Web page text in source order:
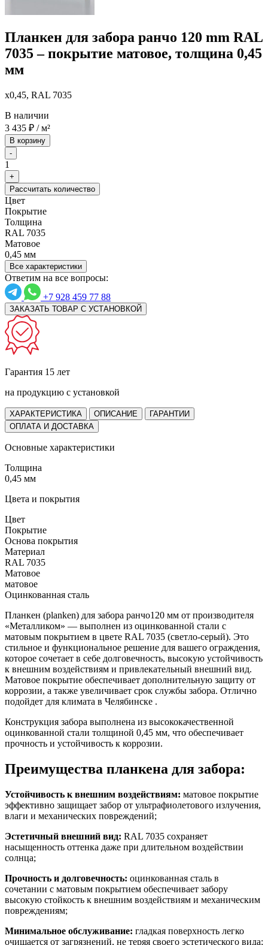
Планкен для забора ранчо 120 mm RAL
7035 – покрытие матовое, толщина 0,45
мм
x0,45, RAL 7035
В наличии
3 435 ₽ / м²
В корзину
-
1
+
Рассчитать количество
Цвет
Покрытие
Толщина
RAL 7035
Матовое
0,45 мм
Все характеристики
Ответим на все вопросы:
+7 928 459 77 88
ЗАКАЗАТЬ ТОВАР С УСТАНОВКОЙ
Гарантия 15 лет
на продукцию с установкой
ХАРАКТЕРИСТИКА ОПИСАНИЕ
ГАРАНТИИ
ОПЛАТА И ДОСТАВКА
Основные характеристики
Толщина
0,45 мм
Цвета и покрытия
Цвет
Покрытие
Основа покрытия
Материал
RAL 7035
Матовое
матовое
Оцинкованная сталь
Планкен (planken) для забора ранчо120 мм от производителя
«Металликом» — выполнен из оцинкованной стали с
матовым покрытием в цвете RAL 7035 (светло-серый). Это
стильное и функциональное решение для вашего ограждения,
которое сочетает в себе долговечность, высокую устойчивость
к внешним воздействиям и привлекательный внешний вид.
Матовое покрытие обеспечивает дополнительную защиту от
коррозии, а также увеличивает срок службы забора. Отлично
подойдет для климата в Челябинске .
Конструкция забора выполнена из высококачественной
оцинкованной стали толщиной 0,45 мм, что обеспечивает
прочность и устойчивость к коррозии.
Преимущества планкена для забора:
Устойчивость к внешним воздействиям: матовое покрытие
эффективно защищает забор от ультрафиолетового излучения,
влаги и механических повреждений;
Эстетичный внешний вид: RAL 7035 сохраняет
насыщенность оттенка даже при длительном воздействии
солнца;
Прочность и долговечность: оцинкованная сталь в
сочетании с матовым покрытием обеспечивает забору
высокую стойкость к внешним воздействиям и механическим
повреждениям;
Минимальное обслуживание: гладкая поверхность легко
очищается от загрязнений, не теряя своего эстетического вида;